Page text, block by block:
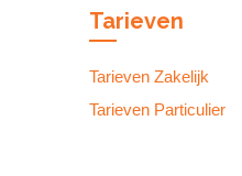
Tarieven
Tarieven Zakelijk
Tarieven Particulier